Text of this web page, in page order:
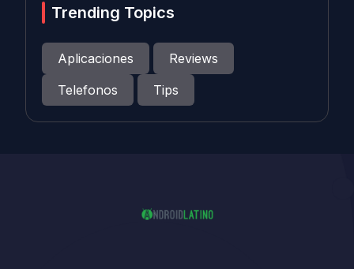
Trending Topics
Aplicaciones
Reviews
Telefonos
Tips